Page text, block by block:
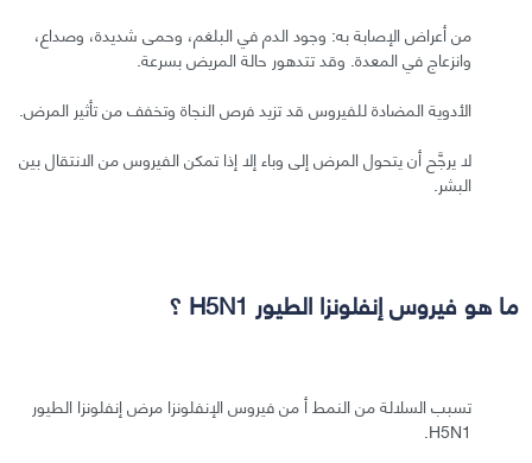
من أعراض الإصابة به: وجود الدم في البلغم، وحمى شديدة، وصداع،
وانزعاج في المعدة. وقد تتدهور حالة المريض بسرعة.
الأدوية المضادة للفيروس قد تزيد فرص النجاة وتخفف من تأثير المرض.
لا يرجَّح أن يتحول المرض إلى وباء إلا إذا تمكن الفيروس من الانتقال بين
البشر.
ما هو فيروس إنفلونزا الطيور H5N1 ؟
تسبب السلالة من النمط أ من فيروس الإنفلونزا مرض إنفلونزا الطيور
H5N1.